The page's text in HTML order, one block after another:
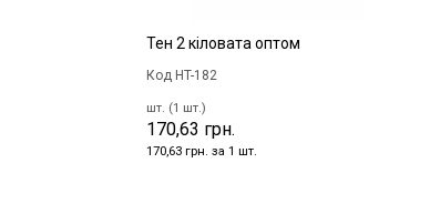
Тен 2 кіловата оптом
Код HT-182
шт. (1 шт.)
170,63 грн.
170,63 грн. за 1 шт.